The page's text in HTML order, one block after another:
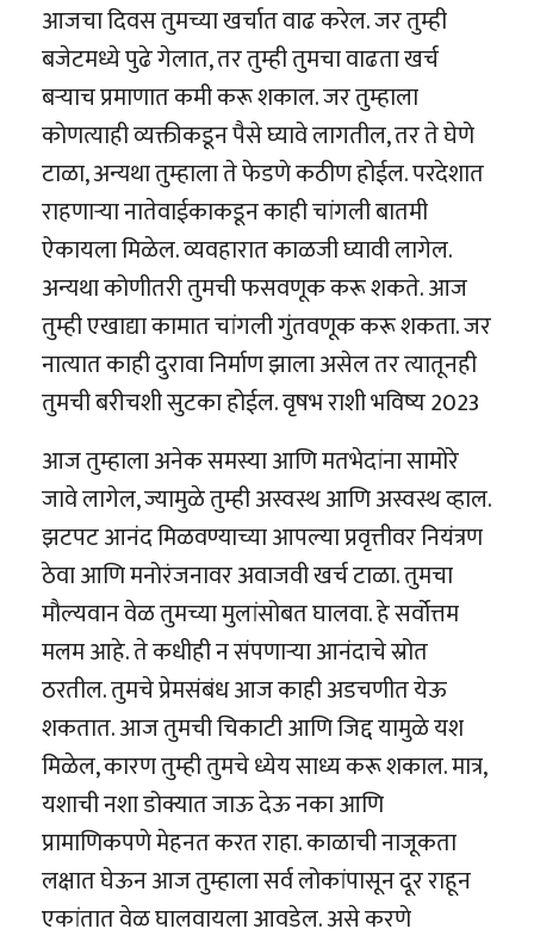
आजचा दिवस तुमच्या खर्चात वाढ करेल. जर तुम्ही
बजेटमध्ये पुढे गेलात, तर तुम्ही तुमचा वाढता खर्च
बर्‍याच प्रमाणात कमी करू शकाल. जर तुम्हाला
कोणत्याही व्यक्तीकडून पैसे घ्यावे लागतील, तर ते घेणे
टाळा, अन्यथा तुम्हाला ते फेडणे कठीण होईल. परदेशात
राहणाऱ्या नातेवाईकाकडून काही चांगली बातमी
ऐकायला मिळेल. व्यवहारात काळजी घ्यावी लागेल.
अन्यथा कोणीतरी तुमची फसवणूक करू शकते. आज
तुम्ही एखाद्या कामात चांगली गुंतवणूक करू शकता. जर
नात्यात काही दुरावा निर्माण झाला असेल तर त्यातूनही
तुमची बरीचशी सुटका होईल. वृषभ राशी भविष्य 2023
आज तुम्हाला अनेक समस्या आणि मतभेदांना सामोरे
जावे लागेल, ज्यामुळे तुम्ही अस्वस्थ आणि अस्वस्थ व्हाल.
झटपट आनंद मिळवण्याच्या आपल्या प्रवृत्तीवर नियंत्रण
ठेवा आणि मनोरंजनावर अवाजवी खर्च टाळा. तुमचा
मौल्यवान वेळ तुमच्या मुलांसोबत घालवा. हे सर्वोत्तम
मलम आहे. ते कधीही न संपणाऱ्या आनंदाचे स्रोत
ठरतील. तुमचे प्रेमसंबंध आज काही अडचणीत येऊ
शकतात. आज तुमची चिकाटी आणि जिद्द यामुळे यश
मिळेल, कारण तुम्ही तुमचे ध्येय साध्य करू शकाल. मात्र,
यशाची नशा डोक्यात जाऊ देऊ नका आणि
प्रामाणिकपणे मेहनत करत राहा. काळाची नाजूकता
लक्षात घेऊन आज तुम्हाला सर्व लोकांपासून दूर राहून
एकांतात वेळ घालवायला आवडेल. असे करणे